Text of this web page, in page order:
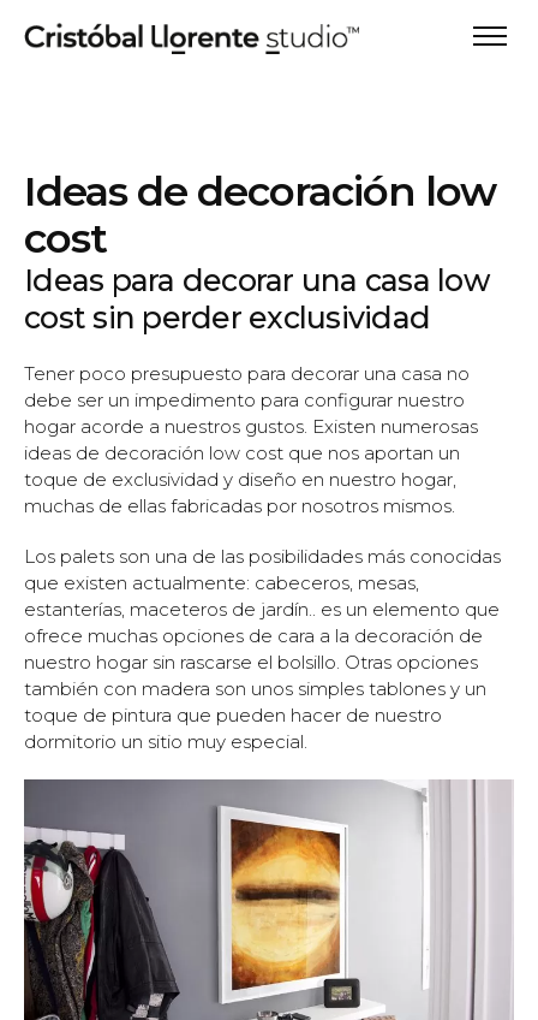
Ideas de decoración low
cost
Ideas para decorar una casa low
cost sin perder exclusividad
Tener poco presupuesto para decorar una casa no
debe ser un impedimento para configurar nuestro
hogar acorde a nuestros gustos. Existen numerosas
ideas de decoración low cost que nos aportan un
toque de exclusividad y diseño en nuestro hogar,
muchas de ellas fabricadas por nosotros mismos.
Los palets son una de las posibilidades más conocidas
que existen actualmente: cabeceros, mesas,
estanterías, maceteros de jardín.. es un elemento que
ofrece muchas opciones de cara a la decoración de
nuestro hogar sin rascarse el bolsillo. Otras opciones
también con madera son unos simples tablones y un
toque de pintura que pueden hacer de nuestro
dormitorio un sitio muy especial.